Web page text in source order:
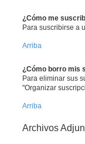
¿Cómo me
Para suscribirse a
Arriba
¿Cómo borro mis
Para eliminar sus
"Organizar
Arriba
Archivos